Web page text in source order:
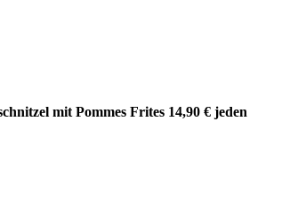
mit Pommes Frites 14,90 € jeden